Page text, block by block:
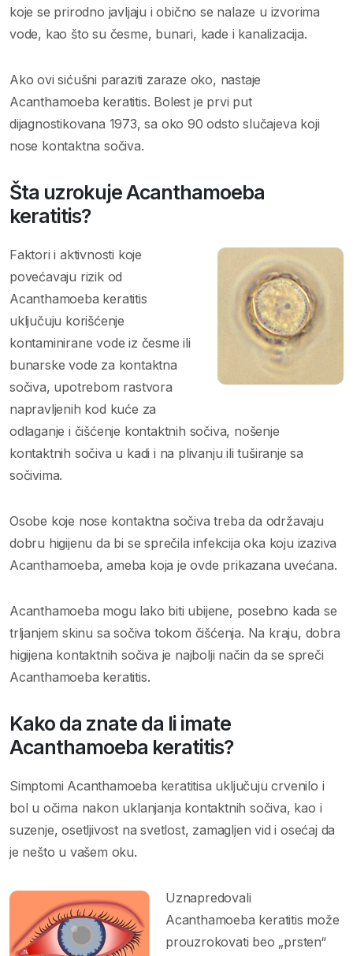
koje se prirodno javljaju i obično se nalaze u izvorima
vode, kao što su česme, bunari, kade i kanalizacija.
Ako ovi sićušni paraziti zaraze oko, nastaje
Acanthamoeba keratitis. Bolest je prvi put
dijagnostikovana 1973, sa oko 90 odsto slučajeva koji
nose kontaktna sočiva.
Šta uzrokuje Acanthamoeba
keratitis?
Faktori i aktivnosti koje
povećavaju rizik od
Acanthamoeba keratitis
uključuju korišćenje
kontaminirane vode iz česme ili
bunarske vode za kontaktna
sočiva, upotrebom rastvora
napravljenih kod kuće za
odlaganje i čišćenje kontaktnih sočiva, nošenje
kontaktnih sočiva u kadi i na plivanju ili tuširanje sa
sočivima.
Osobe koje nose kontaktna sočiva treba da održavaju
dobru higijenu da bi se sprečila infekcija oka koju izaziva
Acanthamoeba, ameba koja je ovde prikazana uvećana.
Acanthamoeba mogu lako biti ubijene, posebno kada se
trljanjem skinu sa sočiva tokom čišćenja. Na kraju, dobra
higijena kontaktnih sočiva je najbolji način da se spreči
Acanthamoeba keratitis.
Kako da znate da li imate
Acanthamoeba keratitis?
Simptomi Acanthamoeba keratitisa uključuju crvenilo i
bol u očima nakon uklanjanja kontaktnih sočiva, kao i
suzenje, osetljivost na svetlost, zamagljen vid i osećaj da
je nešto u vašem oku.
Uznapredovali
Acanthamoeba keratitis može
prouzrokovati beo „prsten“